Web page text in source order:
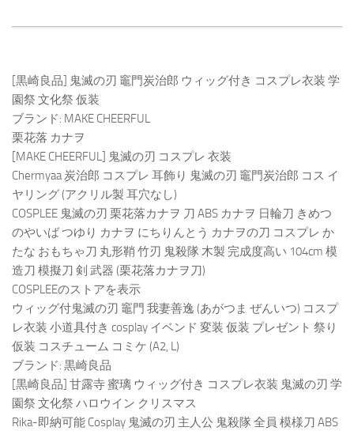
[黒崎良品] 鬼滅の刃 竈門炭治郎 ウィッグ付き コスプレ衣装 学
園祭 文化祭 仮装
ブランド: MAKE CHEERFUL
栗花落 カナヲ
[MAKE CHEERFUL] 鬼滅の刃 コスプレ 衣装
Chermyaa 炭治郎 コスプレ 耳飾り 鬼滅の刃 竈門炭治郎 コス イ
ヤリング (アクリル製 耳穴なし)
COSPLEE 鬼滅の刃 栗花落カナヲ 刀 ABS カナヲ 日輪刀 きめつ
のやいば つゆり カナヲ にちりんとう カナヲの刀 コスプレ か
たな おもちゃ刀 丸形鞘 竹刃 鬼殺隊 木製 完成度高い 104cm 模
造刀 模擬刀 剣 武器 (栗花落カナヲ刀)
COSPLEEのストアを表示
ウィッグ付鬼滅の刃 竈門 我妻善逸 (あがつま ぜんいつ) コスプ
レ衣装 小道具付き cosplay イベンド 変装 仮装 プレゼント 祭り
仮装 コスチューム コミケ (A2, L)
ブランド: 黒崎良品
[黒崎良品] 甘露寺 蜜璃 ウィッグ付き コスプレ衣装 鬼滅の刃 学
園祭 文化祭 ハロウイン クリスマス
Rika-即納可能 Cosplay 鬼滅の刃 主人公 鬼殺隊 全員 模様刀 ABS